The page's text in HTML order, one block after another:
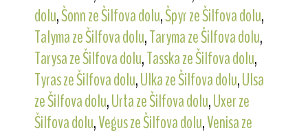
dolu,Šonn ze Šilfova dolu,Špyr ze Šilfova dolu,
Talyma ze Šilfova dolu,Taryma ze Šilfova dolu,
Tarysa ze Šilfova dolu,Tasska ze Šilfova dolu,
Tyras ze Šilfova dolu,Ulka ze Šilfova dolu,Ulsa
ze Šilfova dolu,Urta ze Šilfova dolu,Uxer ze
Šilfova dolu,Vegus ze Šilfova dolu,Venisa ze